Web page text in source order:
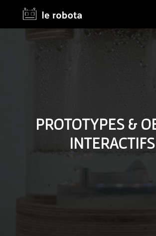
PROTOTYPES &
INTERACTIFS